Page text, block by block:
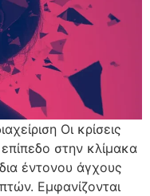
Οι κρίσεις
στην κλίμακα
έντονου άγχους
Εμφανίζονται